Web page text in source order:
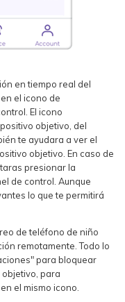
en tiempo real del
el icono de
El icono
objetivo, del
te ayudara a ver el
objetivo. En caso de
presionar la
de control. Aunque
lo que te permitirá
de teléfono de niño
remotamente. Todo lo
para bloquear
para
el mismo icono.